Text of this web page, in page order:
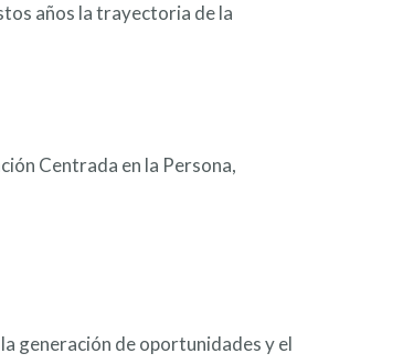
años la trayectoria de la
Centrada en la Persona,
generación de oportunidades y el